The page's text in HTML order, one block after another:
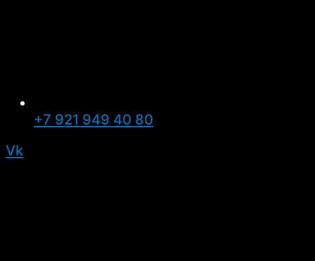
+7 921 949 40 80
Vk